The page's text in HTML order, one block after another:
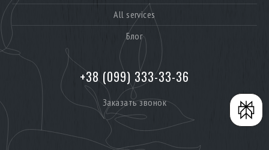
All services
Блог
+38 (099) 333-33-36
Заказать звонок